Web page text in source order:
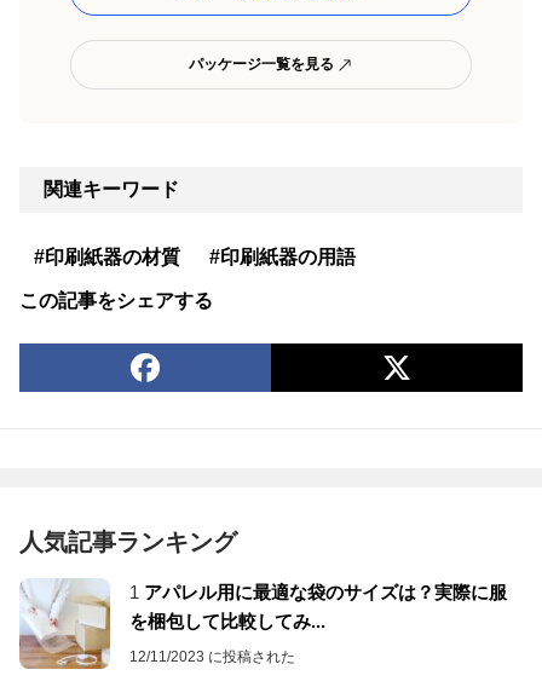
パッケージ一覧を見る
関連キーワード
#印刷紙器の材質 #印刷紙器の用語
この記事をシェアする
人気記事ランキング
1 アパレル用に最適な袋のサイズは？実際に服
を梱包して比較してみ...
12/11/2023 に投稿された